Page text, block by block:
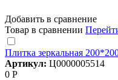
Добавить в сравнение
Товар в сравнении
Плитка зеркальная
Артикул: Ц0000005514
0 Р